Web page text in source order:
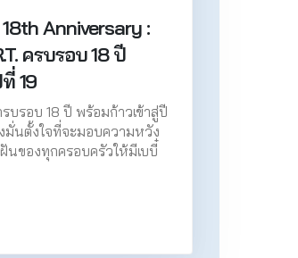
Anniversary :
ครบรอบ 18 ปี
19
รบรอบ 18 ปี พร้อมก้าวเข้าสู่ปี
มั่นตั้งใจที่จะมอบความหวัง
นของทุกครอบครัวให้มีเบบี๋